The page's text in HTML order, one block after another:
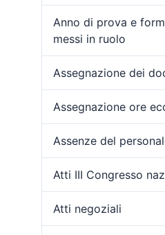
Anno di prova e
messi in ruolo
Assegnazione dei
Assegnazione ore
Assenze del
Atti III Congresso
Atti negoziali